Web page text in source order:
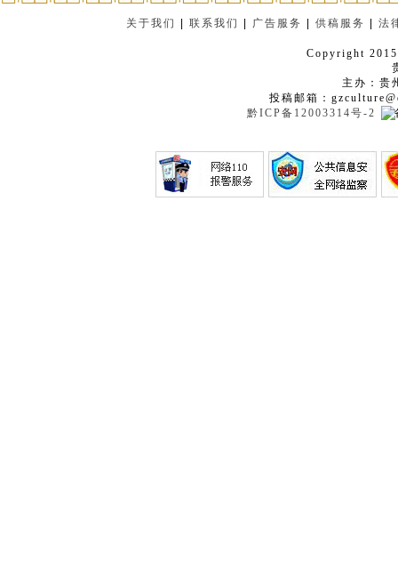
关于我们 |联系我们 广告服务 |供稿服务 |法
Copyright
主办：贵
投稿邮箱：
黔ICP备12003314号-2